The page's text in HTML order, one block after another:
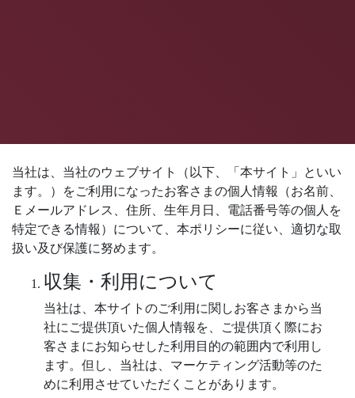
当社は、当社のウェブサイト（以下、「本サイト」といい
ます。）をご利用になったお客さまの個人情報（お名前、
Ｅメールアドレス、住所、生年月日、電話番号等の個人を
特定できる情報）について、本ポリシーに従い、適切な取
扱い及び保護に努めます。
収集・利用について
当社は、本サイトのご利用に関しお客さまから当
社にご提供頂いた個人情報を、ご提供頂く際にお
客さまにお知らせした利用目的の範囲内で利用し
ます。但し、当社は、マーケティング活動等のた
めに利用させていただくことがあります。